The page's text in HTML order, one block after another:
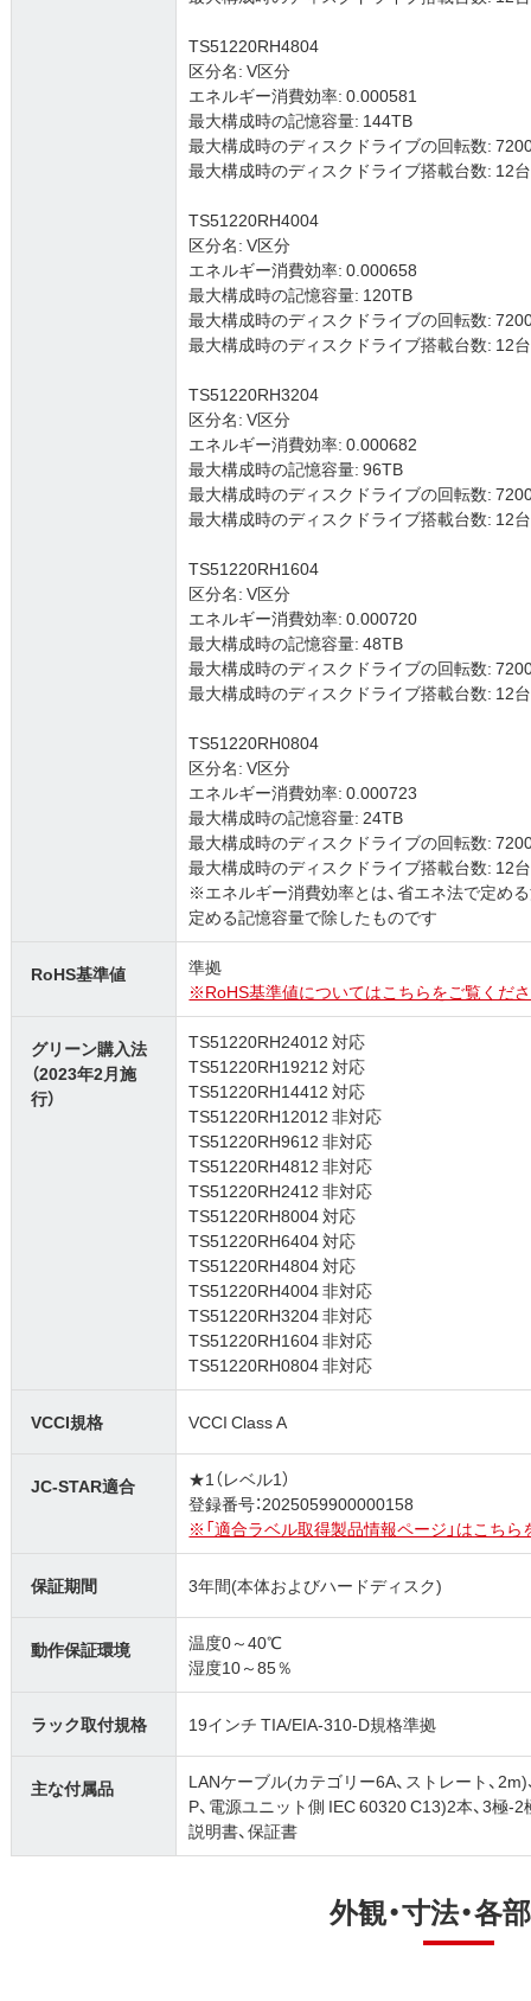
TS51220RH4804
区分名: V区分
エネルギー消費効率: 0.000581
最大構成時の記憶容量: 144TB
最大構成時のディスクドライブの回転数:
最大構成時のディスクドライブ搭載台数: 12
TS51220RH4004
区分名: V区分
エネルギー消費効率: 0.000658
最大構成時の記憶容量: 120TB
最大構成時のディスクドライブの回転数:
最大構成時のディスクドライブ搭載台数: 12
TS51220RH3204
区分名: V区分
エネルギー消費効率: 0.000682
最大構成時の記憶容量: 96TB
最大構成時のディスクドライブの回転数:
最大構成時のディスクドライブ搭載台数: 12
TS51220RH1604
区分名: V区分
エネルギー消費効率: 0.000720
最大構成時の記憶容量: 48TB
最大構成時のディスクドライブの回転数:
最大構成時のディスクドライブ搭載台数: 12
TS51220RH0804
区分名: V区分
エネルギー消費効率: 0.000723
最大構成時の記憶容量: 24TB
最大構成時のディスクドライブの回転数:
最大構成時のディスクドライブ搭載台数: 12
※エネルギー消費効率とは、省エネ法で定め
定める記憶容量で除したものです
RoHS基準値
準拠
※RoHS基準値についてはこちらをご覧くだ
グリーン購入法
（2023年2月施
行）
TS51220RH24012 対応
TS51220RH19212 対応
TS51220RH14412 対応
TS51220RH12012 非対応
TS51220RH9612 非対応
TS51220RH4812 非対応
TS51220RH2412 非対応
TS51220RH8004 対応
TS51220RH6404 対応
TS51220RH4804 対応
TS51220RH4004 非対応
TS51220RH3204 非対応
TS51220RH1604 非対応
TS51220RH0804 非対応
VCCI規格 VCCI Class A
JC-STAR適合
★1（レベル1）
登録番号：2025059900000158
※「適合ラベル取得製品情報ページ」はこちら
保証期間 3年間(本体およびハードディスク)
動作保証環境
温度0～40℃
湿度10～85％
ラック取付規格 19インチ TIA/EIA-310-D規格準拠
主な付属品
LANケーブル(カテゴリー6A、ストレート、
P、電源ユニット側 IEC 60320 C13)2本、3極-
説明書、保証書
外観・寸法・各